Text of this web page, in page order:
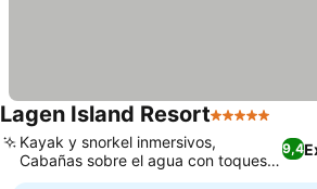
Lagen Island Resort5 Estrellas
9,4
Kayak y snorkel inmersivos,
Cabañas sobre el agua con toques
tradicionales